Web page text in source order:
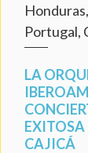
Portugal,
LA
EXITOSA
CAJICÁ